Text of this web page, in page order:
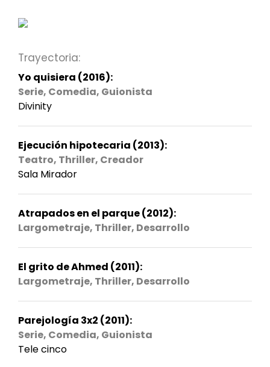
Trayectoria:
Yo quisiera (2016):
Serie, Comedia, Guionista
Divinity
Ejecución hipotecaria (2013):
Teatro, Thriller, Creador
Sala Mirador
Atrapados en el parque (2012):
Largometraje, Thriller, Desarrollo
El grito de Ahmed (2011):
Largometraje, Thriller, Desarrollo
Parejología 3x2 (2011):
Serie, Comedia, Guionista
Tele cinco